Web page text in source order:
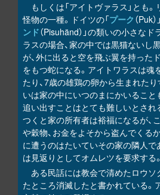
もしくは「アイトヴァラス」とも
怪物の一種。ドイツの「プーク （Puk
ンド（Pisuhänd）」の類いの小さな
ラスの場合、家の中では黒猫ないし
が、外に出ると空を飛ぶ翼を持った
をもつ蛇になる。アイトワラスは魂
たり、7歳の雄鶏の卵から生まれた
いは家の中にいつのまにかいること
追い出すことはとても難しいとされ
つくと家の所有者は裕福になるが、
や穀物、お金をよそから盗んでくる
に遭うのはたいていその家の隣人で
は見返りとしてオムレツを要求する。
ある民話には教会で清めたロウ
たところ消滅したと書かれている